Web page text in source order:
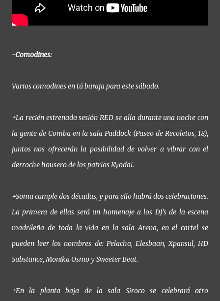
-Comodines:
Varios comodines en tú baraja para este sábado.
+La recién estrenada sesión RED se alía durante una noche con
la gente de Comba en la sala Paddock (Paseo de Recoletos, 18),
juntos nos ofrecerán la posibilidad de volver a vibrar con el
derroche housero de los patrios Kyodai.
+Soma cumple dos décadas, y para ello habrá dos celebraciones.
La primera de ellas será un homenaje a los DJ’s de la escena
madrileña de toda la vida en la sala Arena, en el cartel se
pueden leer los nombres de: Pelacha, Elesbaan, Xpansul, HD
Substance, Monika Osmo y Sweeter Beat.
+En la planta baja de la sala Siroco se celebrará otro